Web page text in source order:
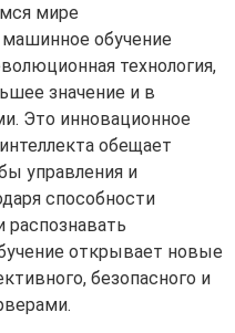
мире
обучение
технология,
значение и в
Это инновационное
обещает
управления и
способности
распознавать
открывает новые
безопасного и